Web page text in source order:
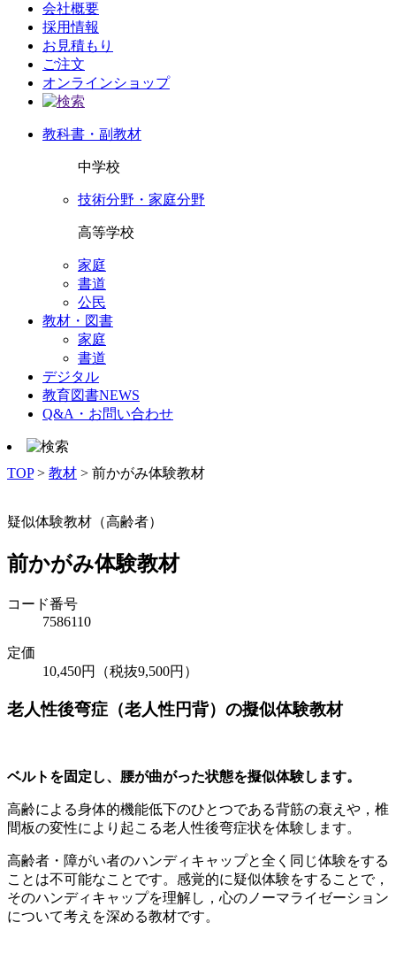
会社概要
採用情報
お見積もり
ご注文
オンラインショップ
教科書・副教材
中学校
技術分野・家庭分野
高等学校
家庭
書道
公民
教材・図書
家庭
書道
デジタル
教育図書NEWS
Q&A・お問い合わせ
TOP> 教材 > 前かがみ体験教材
疑似体験教材（高齢者）
前かがみ体験教材
コード番号
7586110
定価
10,450円（税抜9,500円）
老人性後弯症（老人性円背）の擬似体験教材
ベルトを固定し、腰が曲がった状態を擬似体験します。
高齢による身体的機能低下のひとつである背筋の衰えや，椎
間板の変性により起こる老人性後弯症状を体験します。
高齢者・障がい者のハンディキャップと全く同じ体験をする
ことは不可能なことです。感覚的に疑似体験をすることで，
そのハンディキャップを理解し，心のノーマライゼーション
について考えを深める教材です。